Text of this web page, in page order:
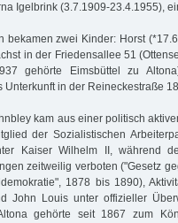
Igelbrink (3.7.1909-23.4.1955),
bekamen zwei Kinder: Horst
in der Friedensallee 51
gehörte Eimsbüttel zu
Unterkunft in der Reineckestraße
kam aus einer politisch
der Sozialistischen
Kaiser Wilhelm II, während
zeitweilig verboten ("Gesetz
1878 bis 1890),
John Louis unter offizieller
gehörte seit 1867 zum